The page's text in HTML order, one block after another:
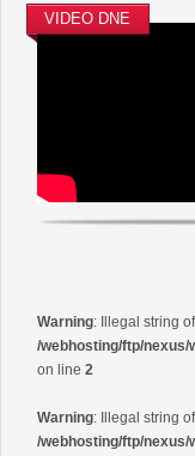
VIDEO DNE
Warning: Illegal string
/webhosting/ftp/nexus/
on line 2
Warning: Illegal string
/webhosting/ftp/nexus/